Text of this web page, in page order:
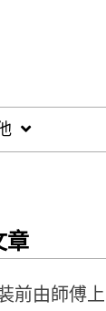
章
前由師傅